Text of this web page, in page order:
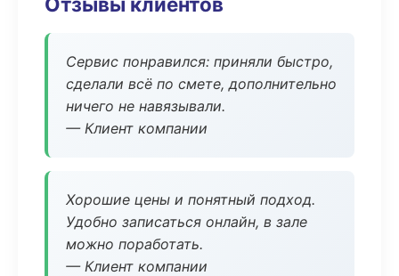
Сервис понравился: приняли быстро,
сделали всё по смете, дополнительно
ничего не навязывали.
— Клиент компании
Хорошие цены и понятный подход.
Удобно записаться онлайн, в зале
можно поработать.
— Клиент компании